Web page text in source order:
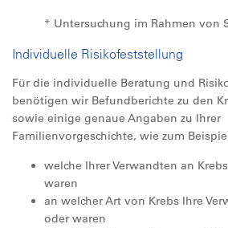
* Untersuchung im Rahmen von
Individuelle Risikofeststellung
Für die individuelle Beratung und
benötigen wir Befundberichte zu den
sowie einige genaue Angaben zu Ihrer
Familienvorgeschichte, wie zum
welche Ihrer Verwandten an
waren
an welcher Art von Krebs Ihre
oder waren